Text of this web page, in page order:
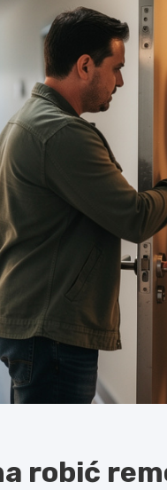
robić